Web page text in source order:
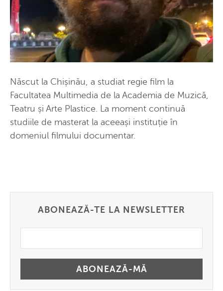
Născut la Chișinău, a studiat regie film la
Facultatea Multimedia de la Academia de Muzică,
Teatru și Arte Plastice. La moment continuă
studiile de masterat la aceeași instituție în
domeniul filmului documentar.
ABONEAZĂ-TE LA NEWSLETTER
Email